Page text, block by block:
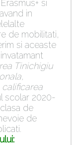
si
in
de mobilitati,
si aceaste
Tinichigiu
scolar 2020-
de
de